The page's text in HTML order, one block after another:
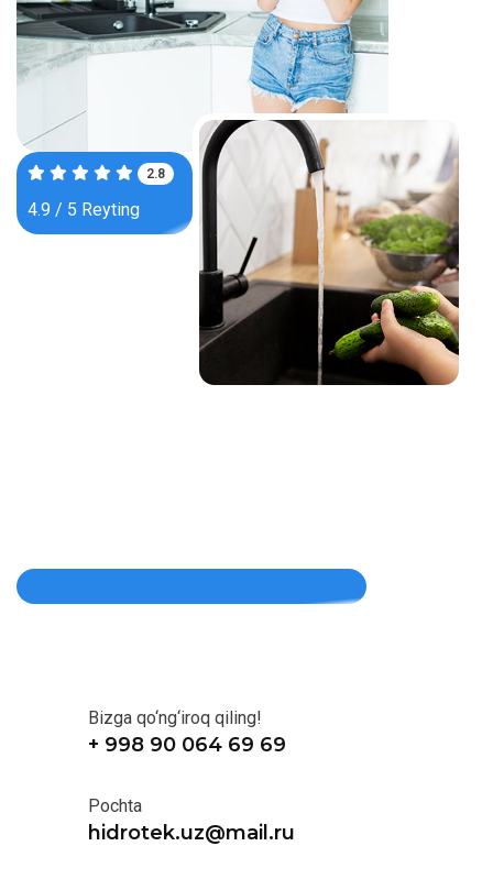
4.1
4.9 / 5 Reyting
Bizga qo‘ng‘iroq qiling!
+ 998 90 064 69 69
Pochta
hidrotek.uz@mail.ru